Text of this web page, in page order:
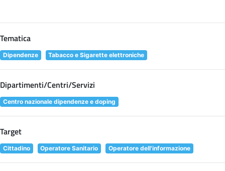
Tematica
Dipendenze Tabacco e Sigarette elettroniche
Dipartimenti/Centri/Servizi
Centro nazionale dipendenze e doping
Target
Cittadino Operatore Sanitario Operatore dell'informazione